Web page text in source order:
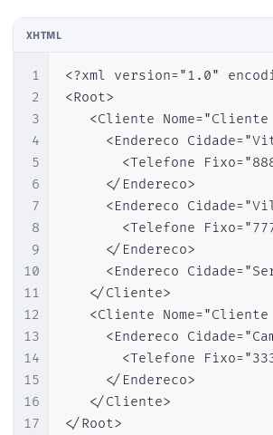
XHTML
1
2
3
4
5
6
7
8
9
10
11
12
13
14
15
16
17
<?xml version="1.0"
<Root>
<Cliente
<Endereco
<Telefone
     </Endereco>
<Endereco
<Telefone
     </Endereco>
   </Cliente>
<Cliente
<Endereco
<Telefone
     </Endereco>
   </Cliente>
</Root>